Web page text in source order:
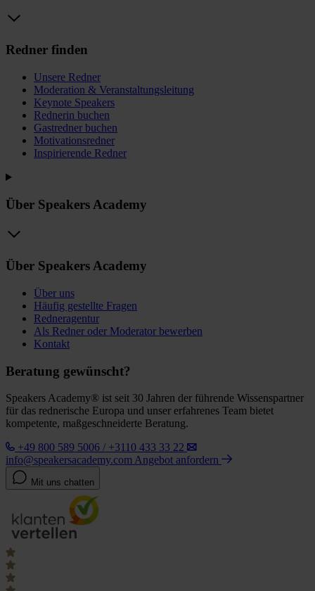
Redner finden
Unsere Redner
Moderation & Veranstaltungsleitung
Keynote Speakers
Rednerin buchen
Gastredner buchen
Motivationsredner
Inspirierende Redner
Über Speakers Academy
Über Speakers Academy
Über uns
Häufig gestellte Fragen
Redneragentur
Als Redner oder Moderator bewerben
Kontakt
Beratung gewünscht?
Speakers Academy® ist seit 30 Jahren der führende Wissenspartner
für das rednerische Europa und unser erfahrenes Team bietet
kompetente, maßgeschneiderte Beratung.
+49 800 589 5006 / +3110 433 33 22
info@speakersacademy.com Angebot anfordern
Mit uns chatten